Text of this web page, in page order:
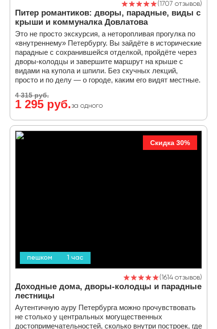
1707 отзывов
Питер романтиков: дворы, парадные, виды с
крыши и коммуналка Довлатова
Это не просто экскурсия, а неторопливая прогулка по
«внутреннему» Петербургу. Вы зайдёте в исторические
парадные с сохранившейся отделкой, пройдёте через
дворы-колодцы и завершите маршрут на крыше с
видами на купола и шпили. Без скучных лекций,
просто и по делу — о городе, каким его видят местные.
4 315 руб.
1 295 руб. за одного
пешком 1 час
Скидка 30%
1614 отзывов
Доходные дома, дворы-колодцы и парадные
лестницы
Аутентичную ауру Петербурга можно прочувствовать
не столько у центральных могущественных
достопримечательностей, сколько внутри построек, где